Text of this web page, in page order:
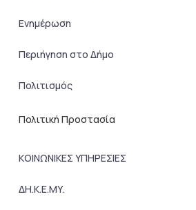
Ενημέρωση
Περιήγηση στο Δήμο
Πολιτισμός
Πολιτική Προστασία
ΚΟΙΝΩΝΙΚΕΣ ΥΠΗΡΕΣΙΕΣ
ΔΗ.Κ.Ε.ΜΥ.